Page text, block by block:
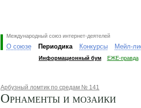
Международный союз интернет-деятелей
О союзе Периодика Конкурсы Мейл-
Информационный бум ЕЖЕ-правда
Арбузный ломтик по средам № 141
Орнаменты и мозаики